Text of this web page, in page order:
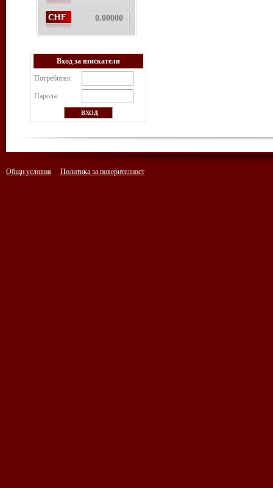
0.00000
Вход за взискатели
Потребител:
Парола:
Общи условия Политика за поверителност